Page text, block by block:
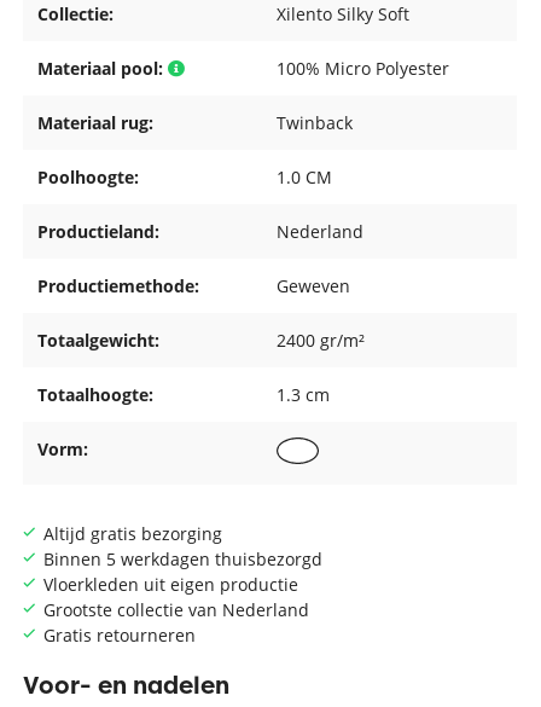
Altijd gratis bezorging
Binnen 5 werkdagen thuisbezorgd
Vloerkleden uit eigen productie
Grootste collectie van Nederland
Gratis retourneren
Voor- en nadelen
Collectie: Xilento Silky Soft
Materiaal pool: 100% Micro Polyester
Materiaal rug: Twinback
Poolhoogte: 1.0 CM
Productieland: Nederland
Productiemethode: Geweven
Totaalgewicht: 2400 gr/m²
Totaalhoogte: 1.3 cm
Vorm: